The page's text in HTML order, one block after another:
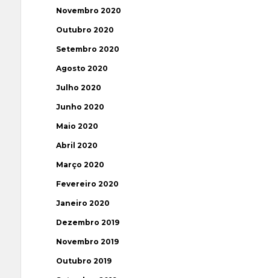
Novembro 2020
Outubro 2020
Setembro 2020
Agosto 2020
Julho 2020
Junho 2020
Maio 2020
Abril 2020
Março 2020
Fevereiro 2020
Janeiro 2020
Dezembro 2019
Novembro 2019
Outubro 2019